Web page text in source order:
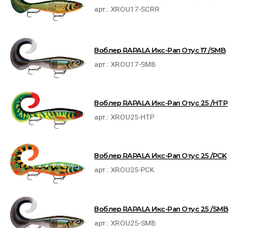
арт.:XROU17-SCRR
Воблер RAPALA Икс-Рап Отус 17 /SMB
арт.:XROU17-SMB
Воблер RAPALA Икс-Рап Отус 25 /HTP
арт.:XROU25-HTP
Воблер RAPALA Икс-Рап Отус 25 /PCK
арт.:XROU25-PCK
Воблер RAPALA Икс-Рап Отус 25 /SMB
арт.:XROU25-SMB